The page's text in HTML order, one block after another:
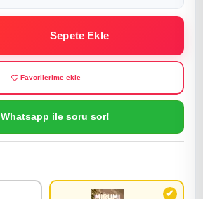
Sepete Ekle
Favorilerime ekle
Whatsapp ile soru sor!